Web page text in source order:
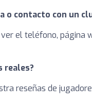
o contacto con un
el teléfono, página
reales?
reseñas de